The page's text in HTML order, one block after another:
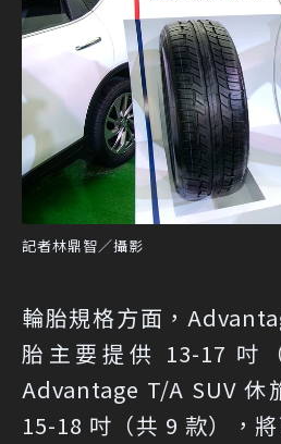
記者林鼎智／攝影
輪胎規格方面，
胎主要提供 13-17 吋
Advantage T/A SUV 休
15-18 吋（共 9 款），